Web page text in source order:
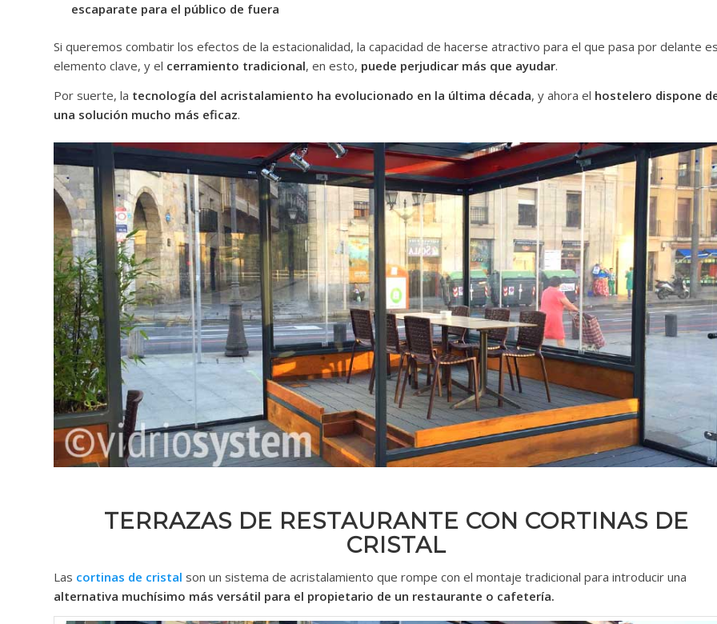
escaparate para el público de fuera
Si queremos combatir los efectos de la estacionalidad, la capacidad de hacerse atractivo para el que pasa por delante
elemento clave, y el cerramiento tradicional, en esto, puede perjudicar más que ayudar.
Por suerte, la tecnología del acristalamiento ha evolucionado en la última década, y ahora el hostelero dispone
una solución mucho más eficaz.
TERRAZAS DE RESTAURANTE CON CORTINAS DE
CRISTAL
Las cortinas de cristal son un sistema de acristalamiento que rompe con el montaje tradicional para introducir una
alternativa muchísimo más versátil para el propietario de un restaurante o cafetería.